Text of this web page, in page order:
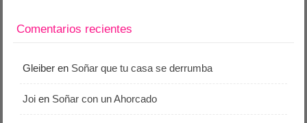
Comentarios recientes
Gleiber en Soñar que tu casa se derrumba
Joi en Soñar con un Ahorcado